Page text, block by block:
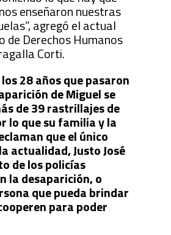
enseñaron nuestras
agregó el actual
de Derechos Humanos
Corti.
28 años que pasaron
de Miguel se
de 39 rastrillajes de
lo que su familia y la
que el único
actualidad, Justo José
de los policías
la desaparición, o
que pueda brindar
para poder